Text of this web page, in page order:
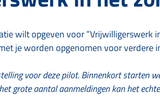
wilt opgeven voor ”Vrijwilligerswerk
je worden opgenomen voor verdere
voor deze pilot. Binnenkort starten
grote aantal aanmeldingen kan het